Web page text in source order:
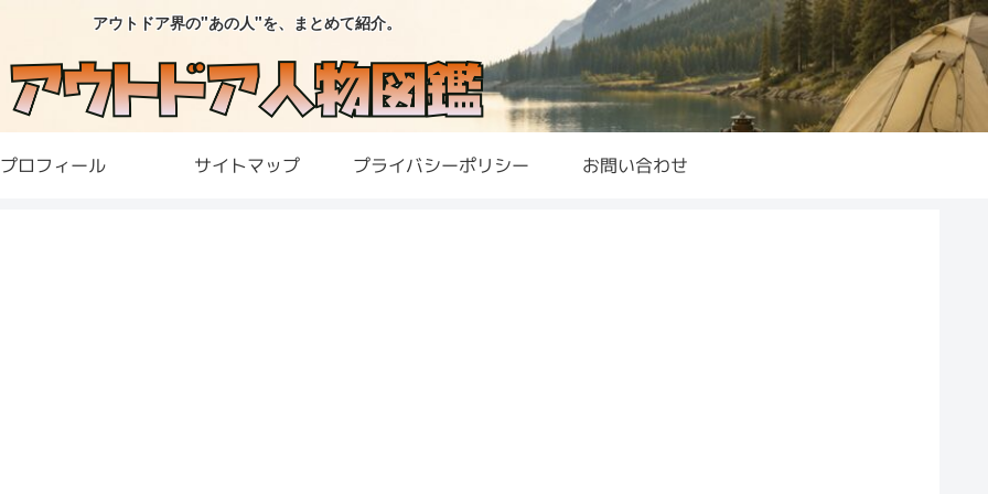
アウトドア界の"あの人"を、まとめて紹介。
プロフィール サイトマップ プライバシーポリシー お問い合わせ